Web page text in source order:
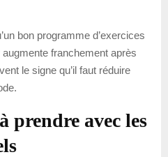
bon programme d’exercices
franchement après
le signe qu’il faut réduire
prendre avec les